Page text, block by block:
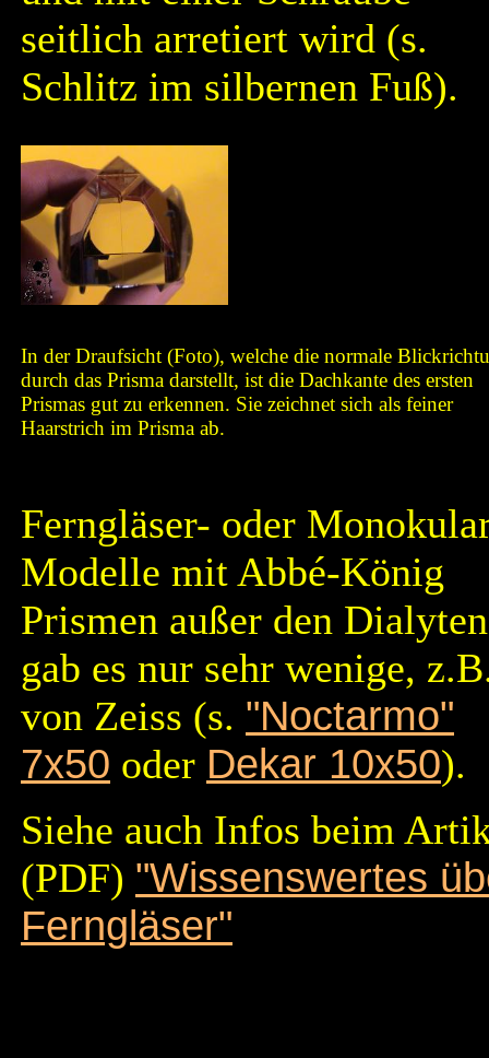
seitlich arretiert wird (s.
Schlitz im silbernen Fuß).
In der Draufsicht (Foto), welche die normale
durch das Prisma darstellt, ist die Dachkante des ersten
Prismas gut zu erkennen. Sie zeichnet sich als feiner
Haarstrich im Prisma ab.
Ferngläser- oder
Modelle mit Abbé-König
Prismen außer den Dialyten
gab es nur sehr wenige,
von Zeiss (s. "Noctarmo"
7x50 oder Dekar 10x50).
Siehe auch Infos beim
(PDF) "Wissenswertes
Ferngläser"